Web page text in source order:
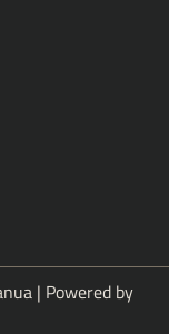
| Powered by